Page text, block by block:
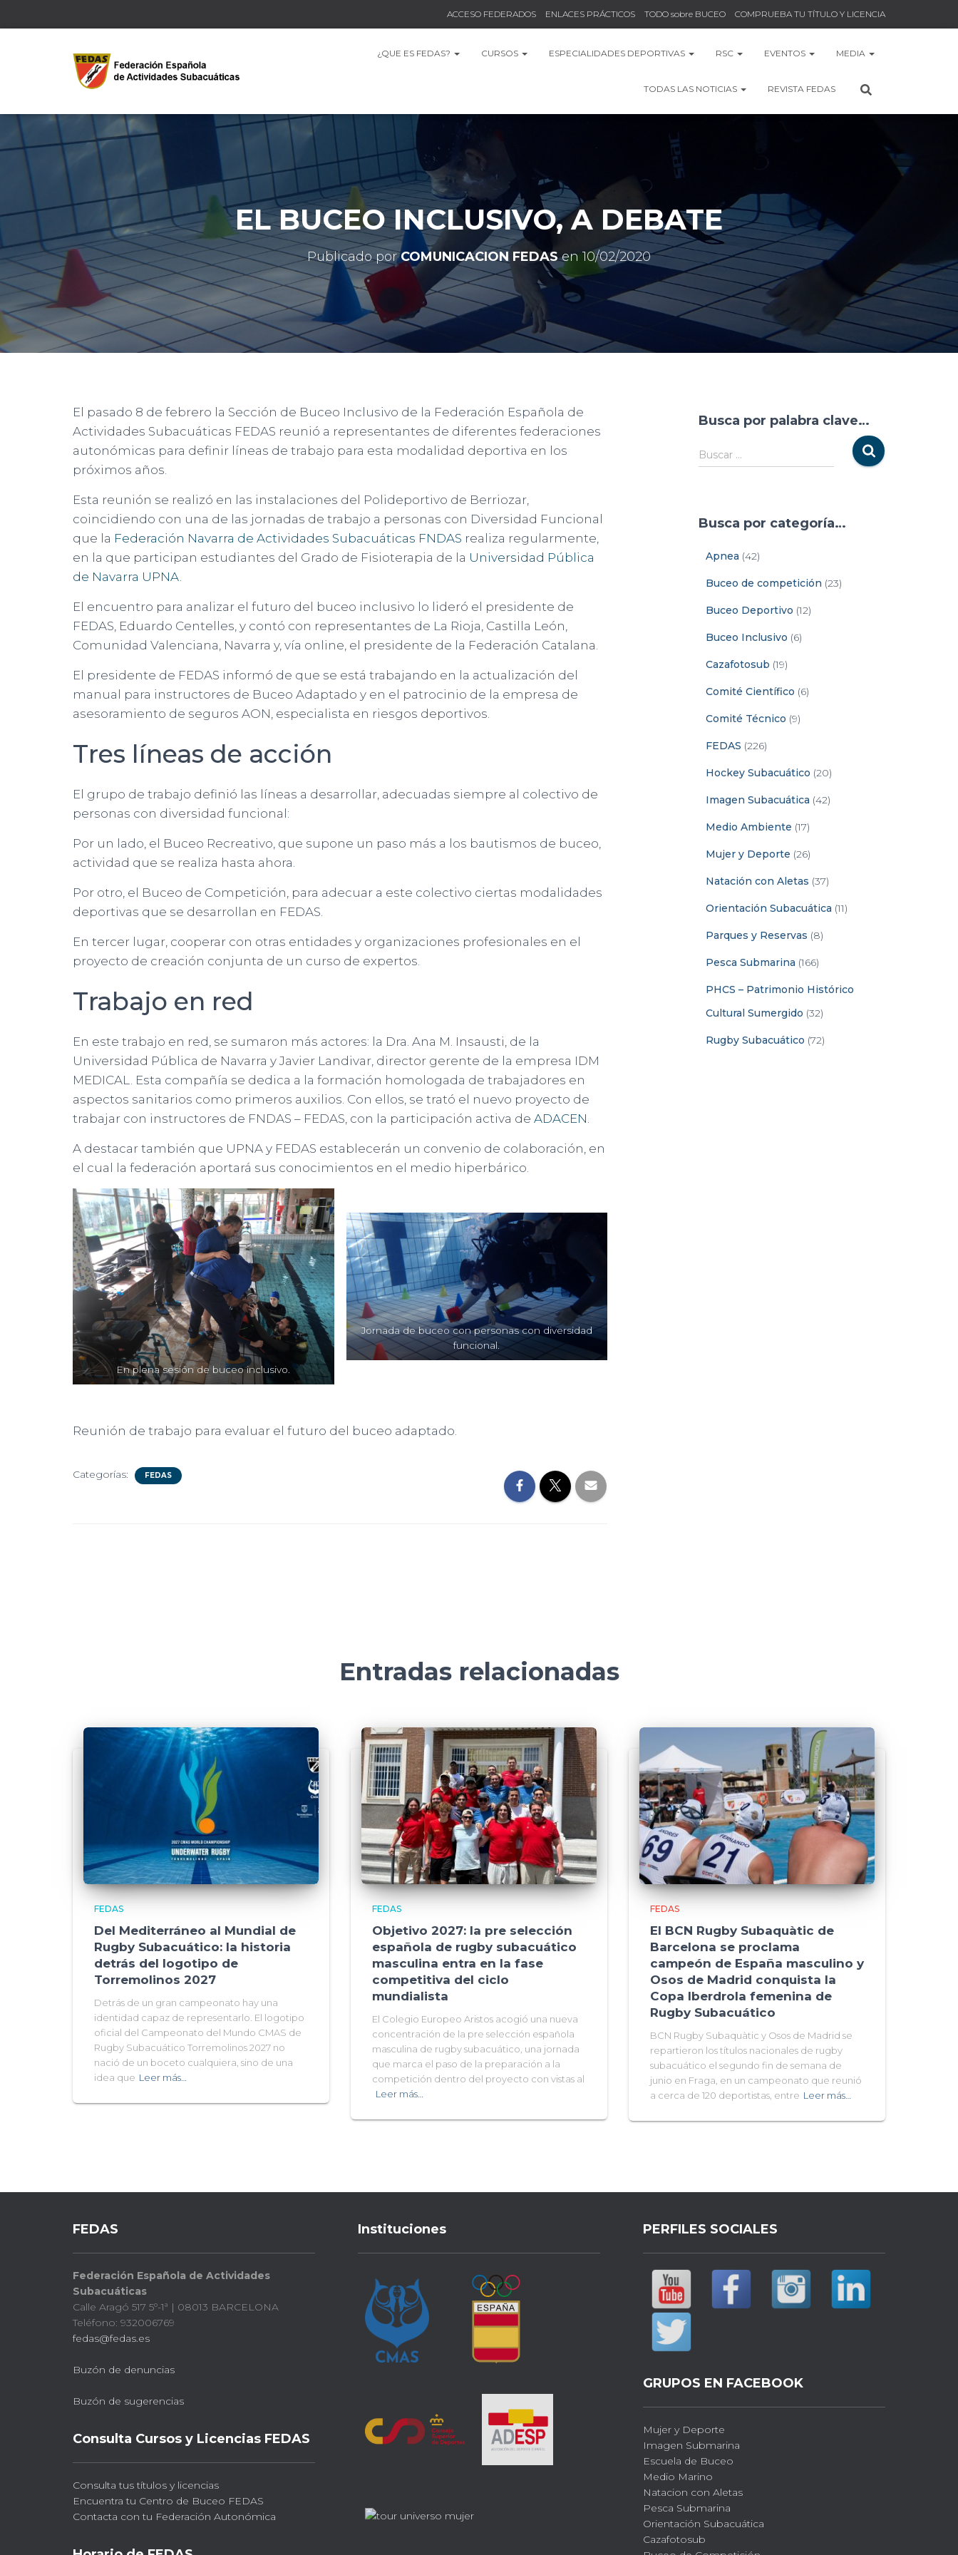
ACCESO FEDERADOS ENLACES PRÁCTICOS TODO sobre BUCEO COMPRUEBA TU TÍTULO Y LICENCIA
¿QUE ES FEDAS? CURSOS ESPECIALIDADES DEPORTIVAS RSC EVENTOS MEDIA
TODAS LAS NOTICIAS REVISTA FEDAS
EL BUCEO INCLUSIVO, A DEBATE
Publicado porCOMUNICACION FEDASen10/02/2020
El pasado 8 de febrero la Sección de Buceo Inclusivo de la Federación Española de
Actividades Subacuáticas FEDAS reunió a representantes de diferentes federaciones
autonómicas para definir líneas de trabajo para esta modalidad deportiva en los
próximos años.
Esta reunión se realizó en las instalaciones del Polideportivo de Berriozar,
coincidiendo con una de las jornadas de trabajo a personas con Diversidad Funcional
que la Federación Navarra de Actividades Subacuáticas FNDAS realiza regularmente,
en la que participan estudiantes del Grado de Fisioterapia de la Universidad Pública
de Navarra UPNA.
El encuentro para analizar el futuro del buceo inclusivo lo lideró el presidente de
FEDAS, Eduardo Centelles, y contó con representantes de La Rioja, Castilla León,
Comunidad Valenciana, Navarra y, vía online, el presidente de la Federación Catalana.
El presidente de FEDAS informó de que se está trabajando en la actualización del
manual para instructores de Buceo Adaptado y en el patrocinio de la empresa de
asesoramiento de seguros AON, especialista en riesgos deportivos.
Tres líneas de acción
El grupo de trabajo definió las líneas a desarrollar, adecuadas siempre al colectivo de
personas con diversidad funcional:
Por un lado, el Buceo Recreativo, que supone un paso más a los bautismos de buceo,
actividad que se realiza hasta ahora.
Por otro, el Buceo de Competición, para adecuar a este colectivo ciertas modalidades
deportivas que se desarrollan en FEDAS.
En tercer lugar, cooperar con otras entidades y organizaciones profesionales en el
proyecto de creación conjunta de un curso de expertos.
Trabajo en red
En este trabajo en red, se sumaron más actores: la Dra. Ana M. Insausti, de la
Universidad Pública de Navarra y Javier Landivar, director gerente de la empresa IDM
MEDICAL. Esta compañía se dedica a la formación homologada de trabajadores en
aspectos sanitarios como primeros auxilios. Con ellos, se trató el nuevo proyecto de
trabajar con instructores de FNDAS – FEDAS, con la participación activa de ADACEN.
A destacar también que UPNA y FEDAS establecerán un convenio de colaboración, en
el cual la federación aportará sus conocimientos en el medio hiperbárico.
En plena sesión de buceo inclusivo.
Jornada de buceo con personas con diversidad
funcional.
Reunión de trabajo para evaluar el futuro del buceo adaptado.
Categorías: FEDAS
Busca por palabra clave…
Buscar …
Busca por categoría…
Apnea (42)
Buceo de competición (23)
Buceo Deportivo (12)
Buceo Inclusivo (6)
Cazafotosub (19)
Comité Científico (6)
Comité Técnico (9)
FEDAS (226)
Hockey Subacuático (20)
Imagen Subacuática (42)
Medio Ambiente (17)
Mujer y Deporte (26)
Natación con Aletas (37)
Orientación Subacuática (11)
Parques y Reservas (8)
Pesca Submarina (166)
PHCS – Patrimonio Histórico
Cultural Sumergido (32)
Rugby Subacuático (72)
Entradas relacionadas
FEDAS
Del Mediterráneo al Mundial de
Rugby Subacuático: la historia
detrás del logotipo de
Torremolinos 2027
Detrás de un gran campeonato hay una
identidad capaz de representarlo. El logotipo
oficial del Campeonato del Mundo CMAS de
Rugby Subacuático Torremolinos 2027 no
nació de un boceto cualquiera, sino de una
idea que Leer más…
FEDAS
Objetivo 2027: la pre selección
española de rugby subacuático
masculina entra en la fase
competitiva del ciclo
mundialista
El Colegio Europeo Aristos acogió una nueva
concentración de la pre selección española
masculina de rugby subacuático, una jornada
que marca el paso de la preparación a la
competición dentro del proyecto con vistas al
Leer más…
FEDAS
El BCN Rugby Subaquàtic de
Barcelona se proclama
campeón de España masculino y
Osos de Madrid conquista la
Copa Iberdrola femenina de
Rugby Subacuático
BCN Rugby Subaquàtic y Osos de Madrid se
repartieron los títulos nacionales de rugby
subacuático el segundo fin de semana de
junio en Fraga, en un campeonato que reunió
a cerca de 120 deportistas, entre Leer más…
FEDAS
Federación Española de Actividades
Subacuáticas
Calle Aragó 517 5º-1ª | 08013 BARCELONA
Teléfono: 932006769
fedas@fedas.es
Buzón de denuncias
Buzón de sugerencias
Consulta Cursos y Licencias FEDAS
Consulta tus títulos y licencias
Encuentra tu Centro de Buceo FEDAS
Contacta con tu Federación Autonómica
Instituciones PERFILES SOCIALES
GRUPOS EN FACEBOOK
Mujer y Deporte
Imagen Submarina
Escuela de Buceo
Medio Marino
Natacion con Aletas
Pesca Submarina
Orientación Subacuática
Cazafotosub